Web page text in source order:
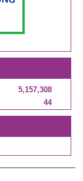
5,157,308
44